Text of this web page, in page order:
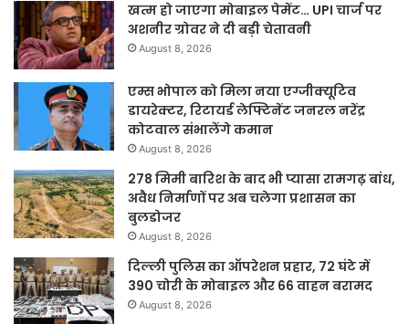
खत्म हो जाएगा मोबाइल पेमेंट… UPI चार्ज पर
अशनीर ग्रोवर ने दी बड़ी चेतावनी
August 8, 2026
एम्स भोपाल को मिला नया एग्जीक्यूटिव
डायरेक्टर, रिटायर्ड लेफ्टिनेंट जनरल नरेंद्र
कोटवाल संभालेंगे कमान
August 8, 2026
278 मिमी बारिश के बाद भी प्यासा रामगढ़ बांध,
अवैध निर्माणों पर अब चलेगा प्रशासन का
बुलडोजर
August 8, 2026
दिल्ली पुलिस का ऑपरेशन प्रहार, 72 घंटे में
390 चोरी के मोबाइल और 66 वाहन बरामद
August 8, 2026